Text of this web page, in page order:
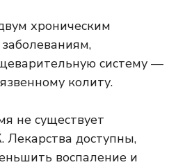
хроническим
систему —
колиту.
не существует
Лекарства доступны,
воспаление и